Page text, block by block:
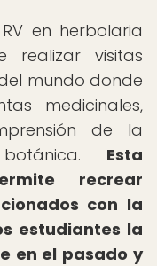
en herbolaria
realizar visitas
mundo donde
medicinales,
de la
Esta
recrear
con la
estudiantes la
en el pasado y